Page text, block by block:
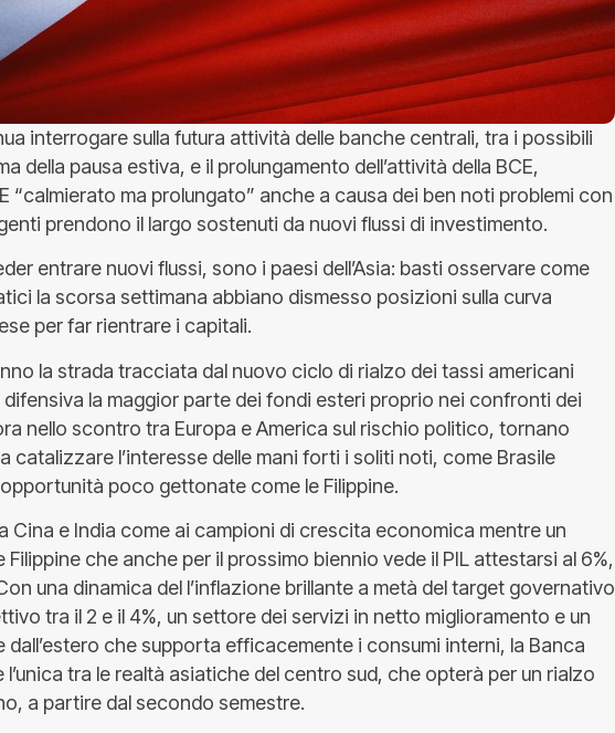
interrogare sulla futura attività delle banche centrali, tra i possibili
della pausa estiva, e il prolungamento dell’attività della BCE,
“calmierato ma prolungato” anche a causa dei ben noti problemi con
prendono il largo sostenuti da nuovi flussi di investimento.
entrare nuovi flussi, sono i paesi dell’Asia: basti osservare come
la scorsa settimana abbiano dismesso posizioni sulla curva
per far rientrare i capitali.
la strada tracciata dal nuovo ciclo di rialzo dei tassi americani
difensiva la maggior parte dei fondi esteri proprio nei confronti dei
nello scontro tra Europa e America sul rischio politico, tornano
catalizzare l’interesse delle mani forti i soliti noti, come Brasile
poco gettonate come le Filippine.
Cina e India come ai campioni di crescita economica mentre un
che anche per il prossimo biennio vede il PIL attestarsi al 6%,
una dinamica del l’inflazione brillante a metà del target governativo
tra il 2 e il 4%, un settore dei servizi in netto miglioramento e un
dall’estero che supporta efficacemente i consumi interni, la Banca
l’unica tra le realtà asiatiche del centro sud, che opterà per un rialzo
a partire dal secondo semestre.